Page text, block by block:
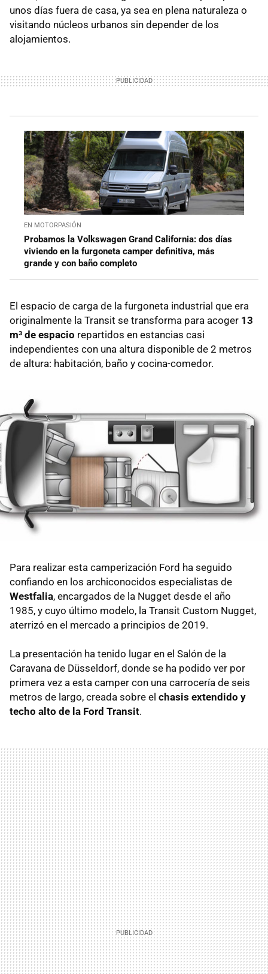
unos días fuera de casa, ya sea en plena naturaleza o
visitando núcleos urbanos sin depender de los
alojamientos.
EN MOTORPASIÓN
Probamos la Volkswagen Grand California: dos días
viviendo en la furgoneta camper definitiva, más
grande y con baño completo
El espacio de carga de la furgoneta industrial que era
originalmente la Transit se transforma para acoger 13
m³ de espacio repartidos en estancias casi
independientes con una altura disponible de 2 metros
de altura: habitación, baño y cocina-comedor.
Para realizar esta camperización Ford ha seguido
confiando en los archiconocidos especialistas de
Westfalia, encargados de la Nugget desde el año
1985, y cuyo último modelo, la Transit Custom Nugget,
aterrizó en el mercado a principios de 2019.
La presentación ha tenido lugar en el Salón de la
Caravana de Düsseldorf, donde se ha podido ver por
primera vez a esta camper con una carrocería de seis
metros de largo, creada sobre el chasis extendido y
techo alto de la Ford Transit.